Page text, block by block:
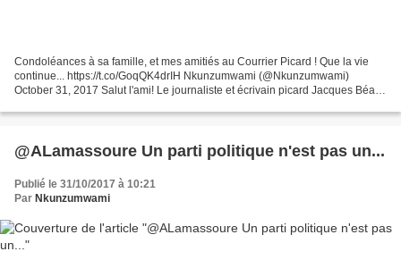
Condoléances à sa famille, et mes amitiés au Courrier Picard ! Que la vie
continue... https://t.co/GoqQK4drIH Nkunzumwami (@Nkunzumwami)
October 31, 2017 Salut l'ami! Le journaliste et écrivain picard Jacques Béal
@ALamassoure Un parti politique n'est pas un...
Publié le 31/10/2017 à 10:21
Par Nkunzumwami